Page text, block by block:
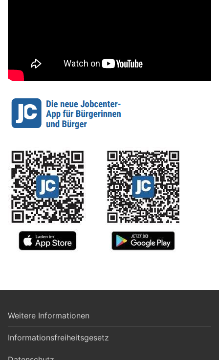
Weitere Informationen
Informationsfreiheitsgesetz